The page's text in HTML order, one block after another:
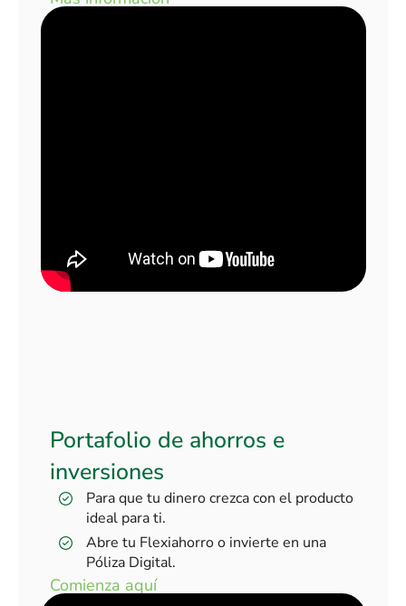
Portafolio de ahorros e
inversiones
Para que tu dinero crezca con el producto
ideal para ti.
Abre tu Flexiahorro o invierte en una
Póliza Digital.
Comienza aquí